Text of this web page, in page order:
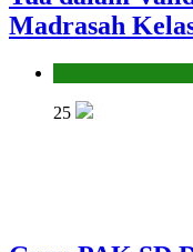
Madrasah
25